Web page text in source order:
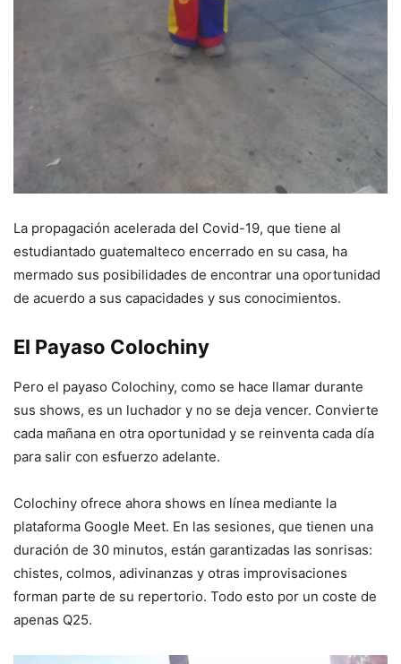
La propagación acelerada del Covid-19, que tiene al
estudiantado guatemalteco encerrado en su casa, ha
mermado sus posibilidades de encontrar una oportunidad
de acuerdo a sus capacidades y sus conocimientos.
El Payaso Colochiny
Pero el payaso Colochiny, como se hace llamar durante
sus shows, es un luchador y no se deja vencer. Convierte
cada mañana en otra oportunidad y se reinventa cada día
para salir con esfuerzo adelante.
Colochiny ofrece ahora shows en línea mediante la
plataforma Google Meet. En las sesiones, que tienen una
duración de 30 minutos, están garantizadas las sonrisas:
chistes, colmos, adivinanzas y otras improvisaciones
forman parte de su repertorio. Todo esto por un coste de
apenas Q25.